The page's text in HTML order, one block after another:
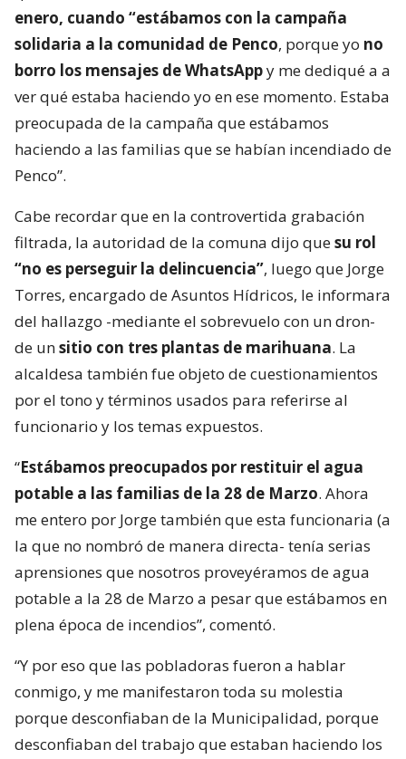
enero, cuando “estábamos con la campaña
solidaria a la comunidad de Penco, porque yo no
borro los mensajes de WhatsAppy me dediqué a a
ver qué estaba haciendo yo en ese momento. Estaba
preocupada de la campaña que estábamos
haciendo a las familias que se habían incendiado de
Penco”.
Cabe recordar que en la controvertida grabación
filtrada, la autoridad de la comuna dijo quesu rol
“no es perseguir la delincuencia”, luego que Jorge
Torres, encargado de Asuntos Hídricos, le informara
del hallazgo -mediante el sobrevuelo con un dron-
de unsitio con tres plantas de marihuana. La
alcaldesa también fue objeto de cuestionamientos
por el tono y términos usados para referirse al
funcionario y los temas expuestos.
“Estábamos preocupados por restituir el agua
potable a las familias de la 28 de Marzo. Ahora
me entero por Jorge también que esta funcionaria (a
la que no nombró de manera directa- tenía serias
aprensiones que nosotros proveyéramos de agua
potable a la 28 de Marzo a pesar que estábamos en
plena época de incendios”, comentó.
“Y por eso que las pobladoras fueron a hablar
conmigo, y me manifestaron toda su molestia
porque desconfiaban de la Municipalidad, porque
desconfiaban del trabajo que estaban haciendo los